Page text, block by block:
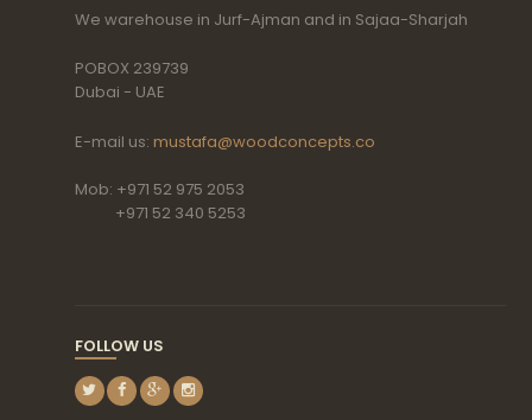
We warehouse in Jurf-Ajman and in Sajaa-Sharjah
POBOX 239739
Dubai - UAE
E-mail us: mustafa@woodconcepts.co
Mob: +971 52 975 2053
+971 52 340 5253
FOLLOW US